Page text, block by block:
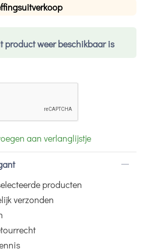
product weer beschikbaar is
aan verlanglijstje
producten
verzonden